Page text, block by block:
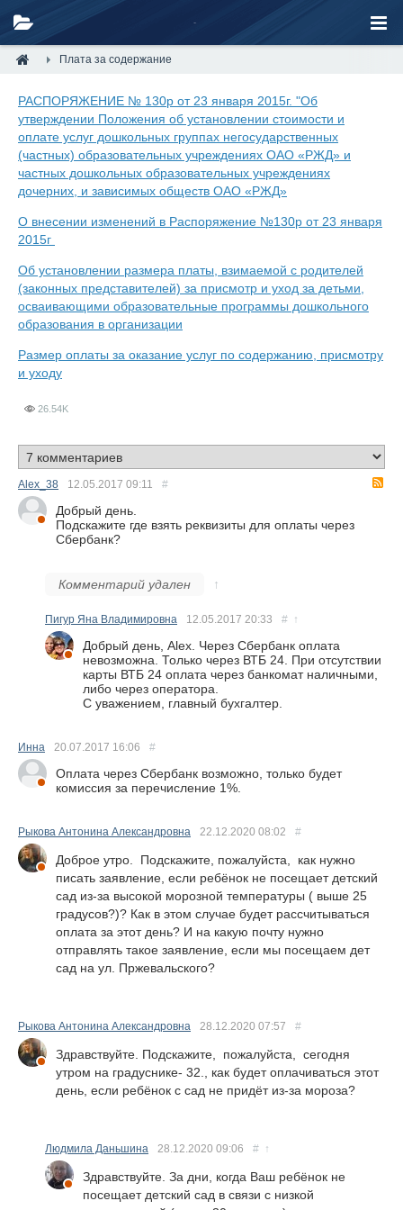
Плата за содержание
РАСПОРЯЖЕНИЕ № 130р от 23 января 2015г. "Об
утверждении Положения об установлении стоимости и
оплате услуг дошкольных группах негосударственных
(частных) образовательных учреждениях ОАО «РЖД» и
частных дошкольных образовательных учреждениях
дочерних, и зависимых обществ ОАО «РЖД»
О внесении изменений в Распоряжение №130р от 23 января
2015г
Об установлении размера платы, взимаемой с родителей
(законных представителей) за присмотр и уход за детьми,
осваивающими образовательные программы дошкольного
образования в организации
Размер оплаты за оказание услуг по содержанию, присмотру
и уходу
26.54K
Alex_38 12.05.2017 09:11 #
Добрый день.
Подскажите где взять реквизиты для оплаты через
Сбербанк?
Комментарий удален ↑
Пигур Яна Владимировна 12.05.2017 20:33 # ↑
Добрый день, Alex. Через Сбербанк оплата
невозможна. Только через ВТБ 24. При отсутствии
карты ВТБ 24 оплата через банкомат наличными,
либо через оператора.
С уважением, главный бухгалтер.
Инна 20.07.2017 16:06 #
Оплата через Сбербанк возможно, только будет
комиссия за перечисление 1%.
Рыкова Антонина Александровна 22.12.2020 08:02 #
Доброе утро. Подскажите, пожалуйста, как нужно
писать заявление, если ребёнок не посещает детский
сад из-за высокой морозной температуры ( выше 25
градусов?)? Как в этом случае будет рассчитываться
оплата за этот день? И на какую почту нужно
отправлять такое заявление, если мы посещаем дет
сад на ул. Пржевальского?
Рыкова Антонина Александровна 28.12.2020 07:57 #
Здравствуйте. Подскажите, пожалуйста, сегодня
утром на градуснике- 32., как будет оплачиваться этот
день, если ребёнок с сад не придёт из-за мороза?
Людмила Даньшина 28.12.2020 09:06 # ↑
Здравствуйте. За дни, когда Ваш ребёнок не
посещает детский сад в связи с низкой